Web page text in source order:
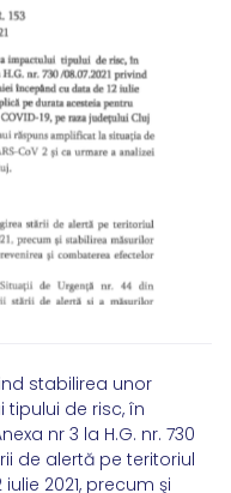
stabilirea unor
de risc, în
nr 3 la H.G. nr. 730
de alertă pe teritoriul
2021, precum şi